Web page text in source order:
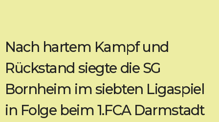
Nach hartem Kampf und
Rückstand siegte die SG
Bornheim im siebten Ligaspiel
in Folge beim 1.FCA Darmstadt